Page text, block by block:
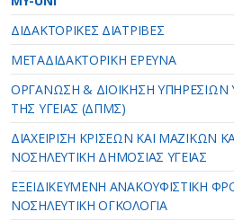
ΔΙΔΑΚΤΟΡΙΚΕΣ ΔΙΑΤΡΙΒΕΣ
ΜΕΤΑΔΙΔΑΚΤΟΡΙΚΗ ΕΡΕΥΝΑ
ΟΡΓΑΝΩΣΗ & ΔΙΟΙΚΗΣΗ ΥΠΗΡΕΣΙΩΝ
ΤΗΣ ΥΓΕΙΑΣ (ΔΠΜΣ)
ΔΙΑΧΕΙΡΙΣΗ ΚΡΙΣΕΩΝ ΚΑΙ ΜΑΖΙΚΩΝ
ΝΟΣΗΛΕΥΤΙΚΗ ΔΗΜΟΣΙΑΣ ΥΓΕΙΑΣ
ΕΞΕΙΔΙΚΕΥΜΕΝΗ ΑΝΑΚΟΥΦΙΣΤΙΚΗ
ΝΟΣΗΛΕΥΤΙΚΗ ΟΓΚΟΛΟΓΙΑ